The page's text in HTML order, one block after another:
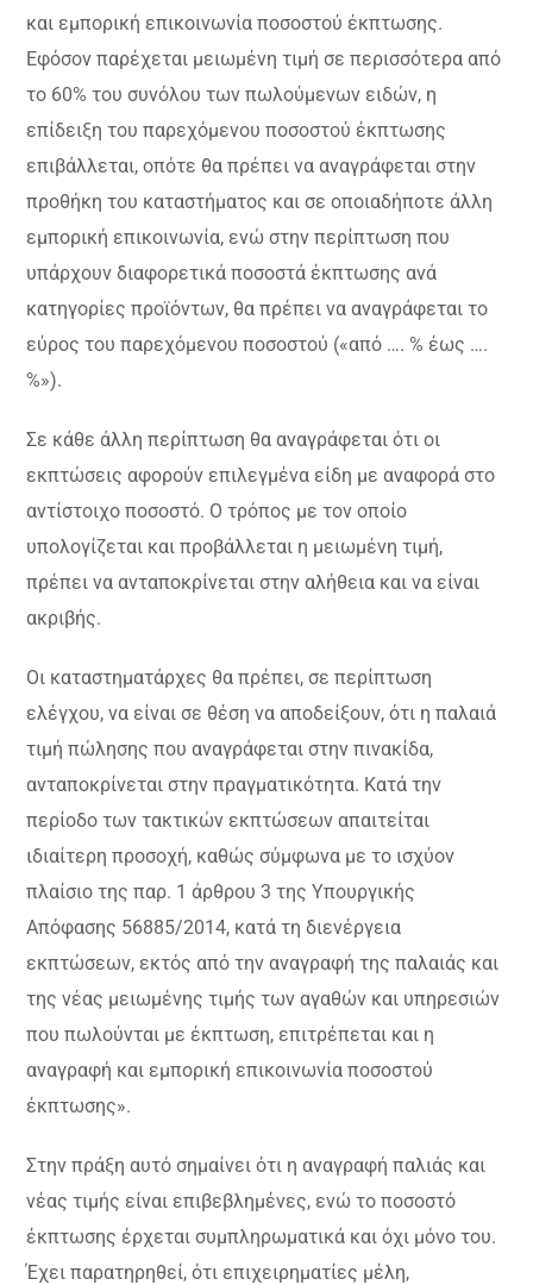
και εμπορική επικοινωνία ποσοστού έκπτωσης.
Εφόσον παρέχεται μειωμένη τιμή σε περισσότερα από
το 60% του συνόλου των πωλούμενων ειδών, η
επίδειξη του παρεχόμενου ποσοστού έκπτωσης
επιβάλλεται, οπότε θα πρέπει να αναγράφεται στην
προθήκη του καταστήματος και σε οποιαδήποτε άλλη
εμπορική επικοινωνία, ενώ στην περίπτωση που
υπάρχουν διαφορετικά ποσοστά έκπτωσης ανά
κατηγορίες προϊόντων, θα πρέπει να αναγράφεται το
εύρος του παρεχόμενου ποσοστού («από …. % έως ….
%»).
Σε κάθε άλλη περίπτωση θα αναγράφεται ότι οι
εκπτώσεις αφορούν επιλεγμένα είδη με αναφορά στο
αντίστοιχο ποσοστό. Ο τρόπος με τον οποίο
υπολογίζεται και προβάλλεται η μειωμένη τιμή,
πρέπει να ανταποκρίνεται στην αλήθεια και να είναι
ακριβής.
Οι καταστηματάρχες θα πρέπει, σε περίπτωση
ελέγχου, να είναι σε θέση να αποδείξουν, ότι η παλαιά
τιμή πώλησης που αναγράφεται στην πινακίδα,
ανταποκρίνεται στην πραγματικότητα. Κατά την
περίοδο των τακτικών εκπτώσεων απαιτείται
ιδιαίτερη προσοχή, καθώς σύμφωνα με το ισχύον
πλαίσιο της παρ. 1 άρθρου 3 της Υπουργικής
Απόφασης 56885/2014, κατά τη διενέργεια
εκπτώσεων, εκτός από την αναγραφή της παλαιάς και
της νέας μειωμένης τιμής των αγαθών και υπηρεσιών
που πωλούνται με έκπτωση, επιτρέπεται και η
αναγραφή και εμπορική επικοινωνία ποσοστού
έκπτωσης».
Στην πράξη αυτό σημαίνει ότι η αναγραφή παλιάς και
νέας τιμής είναι επιβεβλημένες, ενώ το ποσοστό
έκπτωσης έρχεται συμπληρωματικά και όχι μόνο του.
Έχει παρατηρηθεί, ότι επιχειρηματίες μέλη,